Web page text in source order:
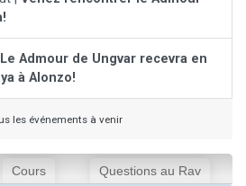
Le Admour de Ungvar recevra en
à Alonzo!
les événements à venir
Cours Questions au Rav